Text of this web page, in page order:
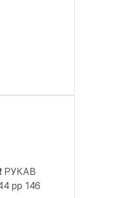
РУКАВ
рр 146